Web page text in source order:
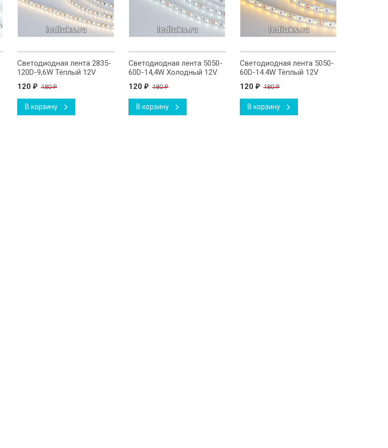
Светодиодная лента 2835-
120D-9,6W Тёплый 12V
120 ₽ 180₽
В корзину
Светодиодная лента 5050-
60D-14,4W Холодный 12V
120 ₽ 180₽
В корзину
Светодиодная лента 5050-
60D-14.4W Тёплый 12V
120 ₽ 180₽
В корзину